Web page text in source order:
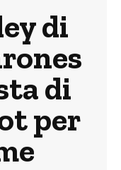
di
di
per